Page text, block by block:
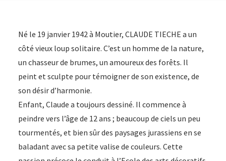
Né le 19 janvier 1942 à Moutier, CLAUDE TIECHE a un
côté vieux loup solitaire. C’est un homme de la nature,
un chasseur de brumes, un amoureux des forêts. Il
peint et sculpte pour témoigner de son existence, de
son désir d’harmonie.
Enfant, Claude a toujours dessiné. Il commence à
peindre vers l’âge de 12 ans ; beaucoup de ciels un peu
tourmentés, et bien sûr des paysages jurassiens en se
baladant avec sa petite valise de couleurs. Cette